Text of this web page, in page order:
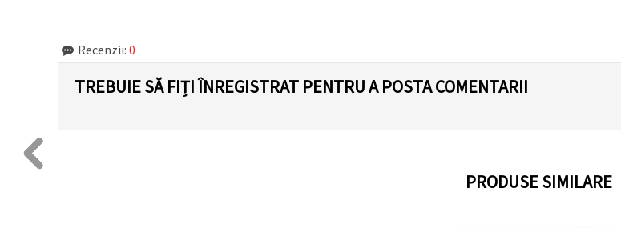
Recenzii: 0
TREBUIE SĂ FIȚI ÎNREGISTRAT PENTRU A POSTA COMENTARII
PRODUSE SIMILARE